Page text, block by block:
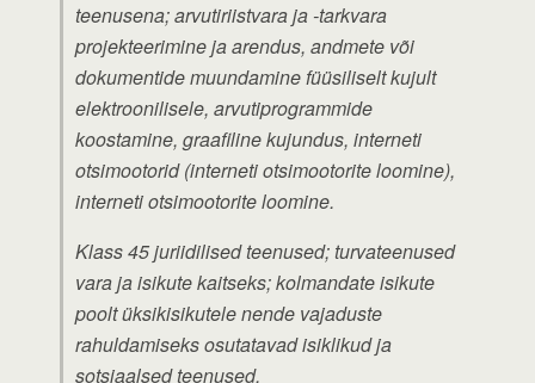
teenusena; arvutiriistvara ja -tarkvara
projekteerimine ja arendus, andmete või
dokumentide muundamine füüsiliselt kujult
elektroonilisele, arvutiprogrammide
koostamine, graafiline kujundus, interneti
otsimootorid (interneti otsimootorite loomine),
interneti otsimootorite loomine.
Klass 45 juriidilised teenused; turvateenused
vara ja isikute kaitseks; kolmandate isikute
poolt üksikisikutele nende vajaduste
rahuldamiseks osutatavad isiklikud ja
sotsiaalsed teenused.